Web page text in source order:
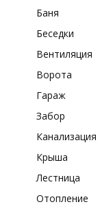
Баня
Беседки
Вентиляция
Ворота
Гараж
Забор
Канализация
Крыша
Лестница
Отопление